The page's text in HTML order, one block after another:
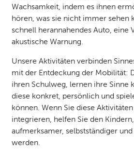
Wachsamkeit, indem es ihnen
hören, was sie nicht immer sehen
schnell herannahendes Auto, eine
akustische Warnung.
Unsere Aktivitäten verbinden
mit der Entdeckung der Mobilität:
ihren Schulweg, lernen ihre Sinne
diese konkret, persönlich und
können. Wenn Sie diese
integrieren, helfen Sie den
aufmerksamer, selbstständiger
werden.